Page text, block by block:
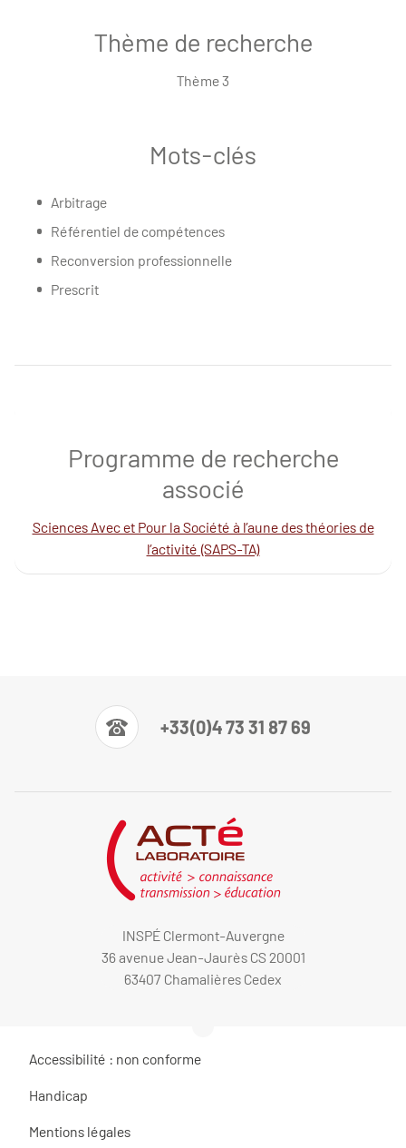
Thème de recherche
Thème 3
Mots-clés
Arbitrage
Référentiel de compétences
Reconversion professionnelle
Prescrit
Programme de recherche
associé
Sciences Avec et Pour la Société à l’aune des théories de
l’activité (SAPS-TA)
+33(0)4 73 31 87 69
INSPÉ Clermont-Auvergne
36 avenue Jean-Jaurès CS 20001
63407 Chamalières Cedex
Accessibilité : non conforme
Handicap
Mentions légales